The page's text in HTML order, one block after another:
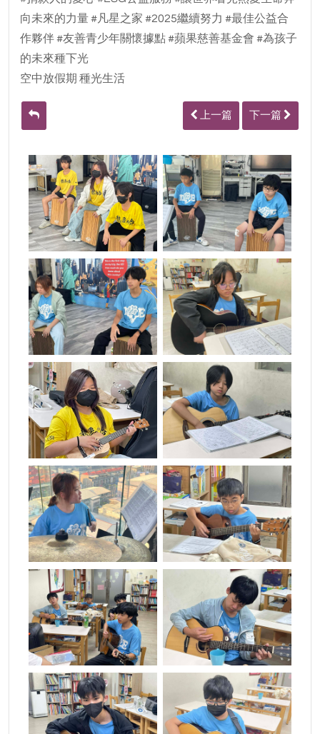
向未來的力量 #凡星之家 #2025繼續努力 #最佳公益合
作夥伴 #友善青少年關懷據點 #蘋果慈善基金會 #為孩子
的未來種下光
空中放假期 種光生活
下一篇
上一篇